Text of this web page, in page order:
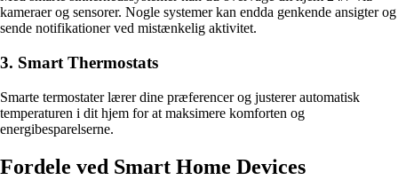
kameraer og sensorer. Nogle systemer kan endda genkende ansigter og
sende notifikationer ved mistænkelig aktivitet.
3. Smart Thermostats
Smarte termostater lærer dine præferencer og justerer automatisk
temperaturen i dit hjem for at maksimere komforten og
energibesparelserne.
Fordele ved Smart Home Devices